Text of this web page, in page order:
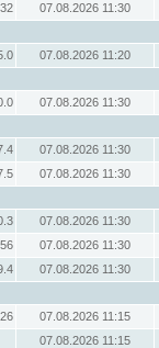
07.08.2026 11:30
07.08.2026 11:20
07.08.2026 11:30
07.08.2026 11:30
07.08.2026 11:30
07.08.2026 11:30
07.08.2026 11:30
07.08.2026 11:30
07.08.2026 11:15
07.08.2026 11:15